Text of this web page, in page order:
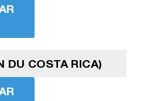
DU COSTA RICA)